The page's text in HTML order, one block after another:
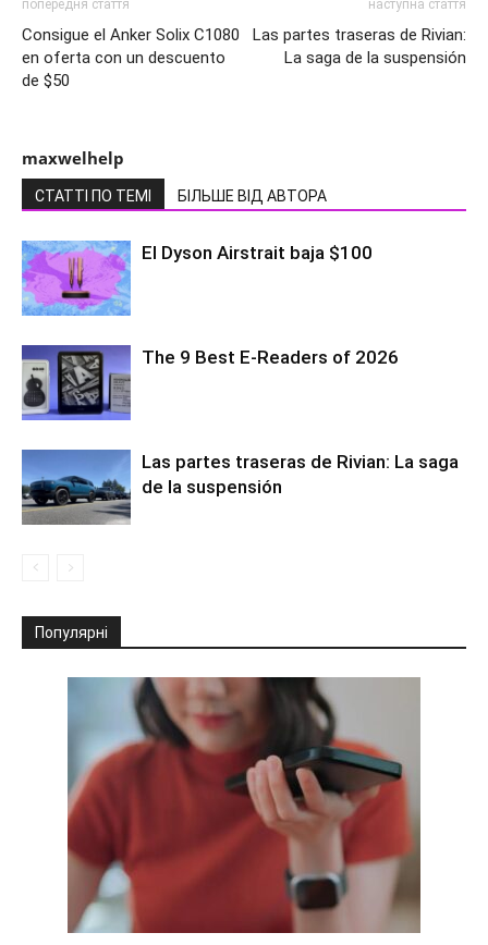
попередня стаття
Consigue el Anker Solix C1080
en oferta con un descuento
de $50
наступна стаття
Las partes traseras de Rivian:
La saga de la suspensión
maxwelhelp
СТАТТІ ПО ТЕМІ БІЛЬШЕ ВІД АВТОРА
El Dyson Airstrait baja $100
The 9 Best E-Readers of 2026
Las partes traseras de Rivian: La saga
de la suspensión
Популярні